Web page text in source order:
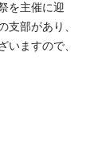
を主催に迎
支部があり、
いますので、